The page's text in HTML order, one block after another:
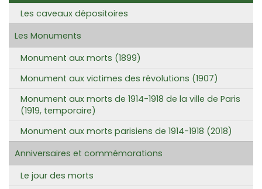
Les caveaux dépositoires
Les Monuments
Monument aux morts (1899)
Monument aux victimes des révolutions (1907)
Monument aux morts de 1914-1918 de la ville de Paris
(1919, temporaire)
Monument aux morts parisiens de 1914-1918 (2018)
Anniversaires et commémorations
Le jour des morts